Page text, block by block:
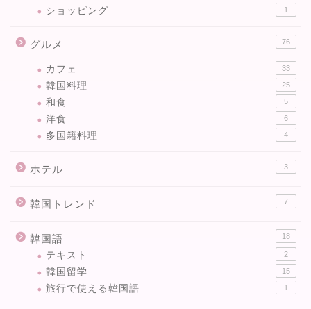
ショッピング 1
グルメ 76
カフェ 33
韓国料理 25
和食 5
洋食 6
多国籍料理 4
ホテル 3
韓国トレンド 7
韓国語 18
テキスト 2
韓国留学 15
旅行で使える韓国語 1